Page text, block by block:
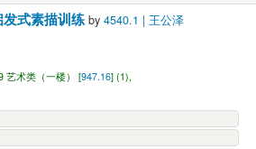
发式素描训练by4540.1 | 王公泽
艺术类（一楼） [947.16] (1),